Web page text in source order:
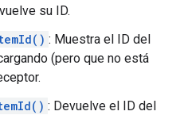
su ID.
: Muestra el ID del
(pero que no está
: Devuelve el ID del